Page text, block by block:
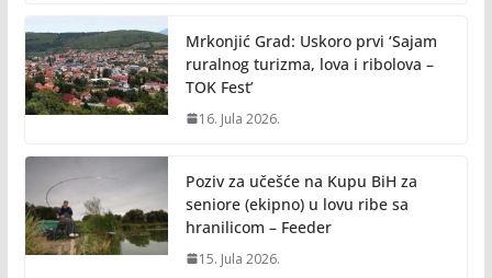
Mrkonjić Grad: Uskoro prvi ‘Sajam
ruralnog turizma, lova i ribolova –
TOK Fest’
16. Jula 2026.
Poziv za učešće na Kupu BiH za
seniore (ekipno) u lovu ribe sa
hranilicom – Feeder
15. Jula 2026.